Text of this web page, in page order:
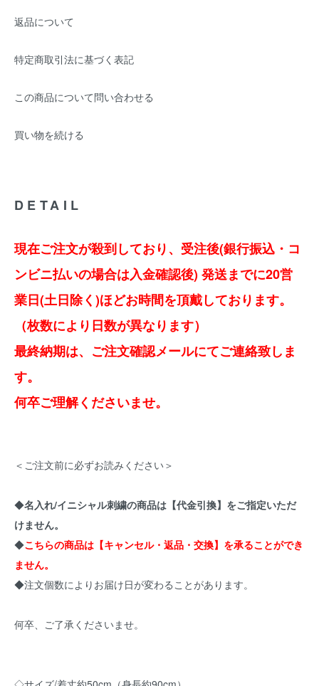
返品について
特定商取引法に基づく表記
この商品について問い合わせる
買い物を続ける
DETAIL
現在ご注文が殺到しており、受注後(銀行振込・コ
ンビニ払いの場合は入金確認後) 発送までに20営
業日(土日除く)ほどお時間を頂戴しております。
（枚数により日数が異なります）
最終納期は、ご注文確認メールにてご連絡致しま
す。
何卒ご理解くださいませ。
＜ご注文前に必ずお読みください＞
◆名入れ/イニシャル刺繍の商品は【代金引換】をご指定いただ
けません。
◆こちらの商品は【キャンセル・返品・交換】を承ることができ
ません。
◆注文個数によりお届け日が変わることがあります。
何卒、ご了承くださいませ。